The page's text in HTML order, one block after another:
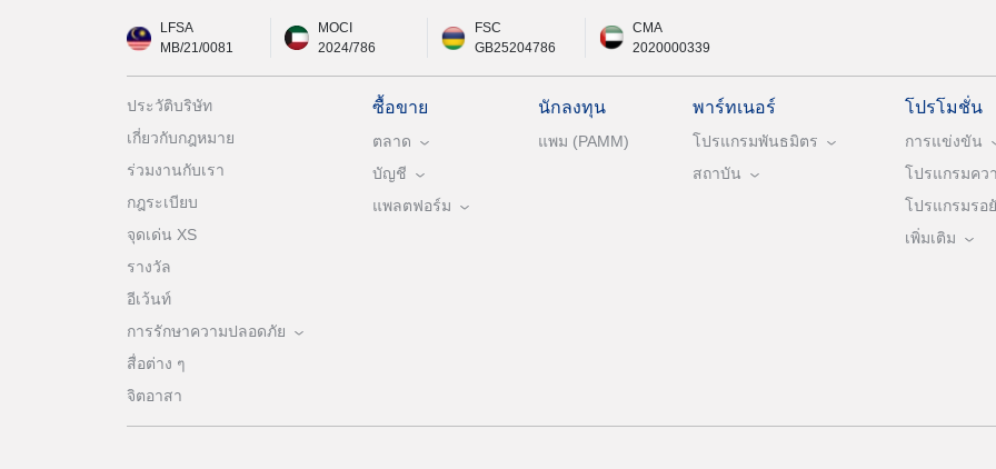
LFSA
MB/21/0081
MOCI
2024/786
FSC
GB25204786
CMA
2020000339
ประวัติบริษัท
เกี่ยวกับกฎหมาย
ร่วมงานกับเรา
กฎระเบียบ
จุดเด่น XS
รางวัล
อีเว้นท์
การรักษาความปลอดภัย
สื่อต่าง ๆ
จิตอาสา
ซื้อขาย
ตลาด
บัญชี
แพลตฟอร์ม
นักลงทุน
แพม (PAMM)
พาร์ทเนอร์
โปรแกรมพันธมิตร
สถาบัน
โปรโมชั่น
การแข่งขัน
โปรแกรมคว
โปรแกรมรอ
เพิ่มเติม